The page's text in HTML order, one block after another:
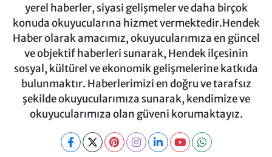
yerel haberler, siyasi gelişmeler ve daha birçok
konuda okuyucularına hizmet vermektedir.Hendek
Haber olarak amacımız, okuyucularımıza en güncel
ve objektif haberleri sunarak, Hendek ilçesinin
sosyal, kültürel ve ekonomik gelişmelerine katkıda
bulunmaktır. Haberlerimizi en doğru ve tarafsız
şekilde okuyucularımıza sunarak, kendimize ve
okuyucularımıza olan güveni korumaktayız.